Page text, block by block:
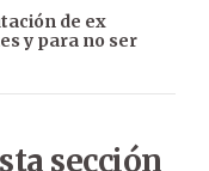
de ex
y para no ser
sección